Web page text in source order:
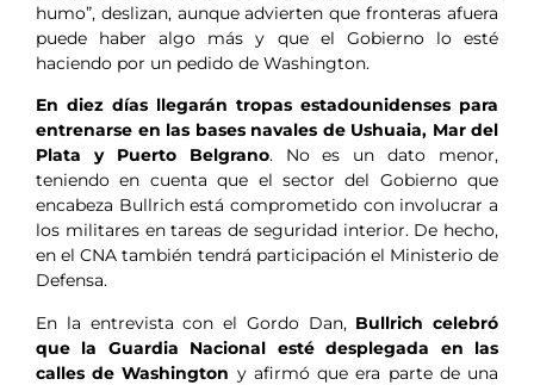
humo”, deslizan, aunque advierten que fronteras afuera
puede haber algo más y que el Gobierno lo esté
haciendo por un pedido de Washington.
En diez días llegarán tropas estadounidenses para
entrenarse en las bases navales de Ushuaia, Mar del
Plata y Puerto Belgrano. No es un dato menor,
teniendo en cuenta que el sector del Gobierno que
encabeza Bullrich está comprometido con involucrar a
los militares en tareas de seguridad interior. De hecho,
en el CNA también tendrá participación el Ministerio de
Defensa.
En la entrevista con el Gordo Dan,Bullrich celebró
que la Guardia Nacional esté desplegada en las
calles de Washington y afirmó que era parte de una